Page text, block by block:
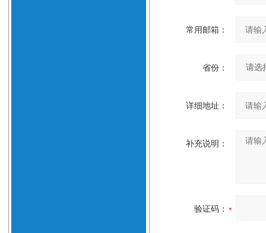
常用邮箱：
省份：
详细地址：
补充说明：
验证码：